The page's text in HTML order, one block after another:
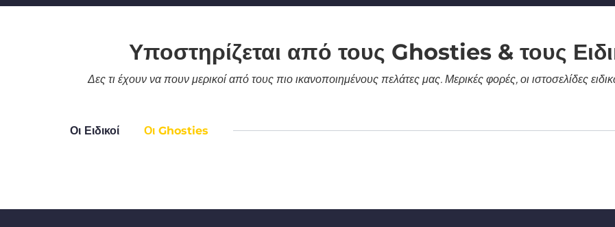
Υποστηρίζεται από τους Ghosties & τους
Δες τι έχουν να πουν μερικοί από τους πιο ικανοποιημένους πελάτες μας. Μερικές φορές, οι ιστοσελίδες
Οι Ειδικοί Οι Ghosties